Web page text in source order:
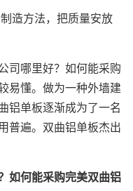
造方法，把质量安放
司哪里好？如何能采购
易懂。做为一种外墙建
铝单板逐渐成为了一名
普遍。双曲铝单板杰出
如何能采购完美双曲铝